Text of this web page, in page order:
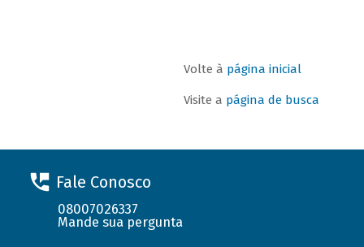
Volte à página inicial
Visite a página de busca
Fale Conosco
08007026337
Mande sua pergunta